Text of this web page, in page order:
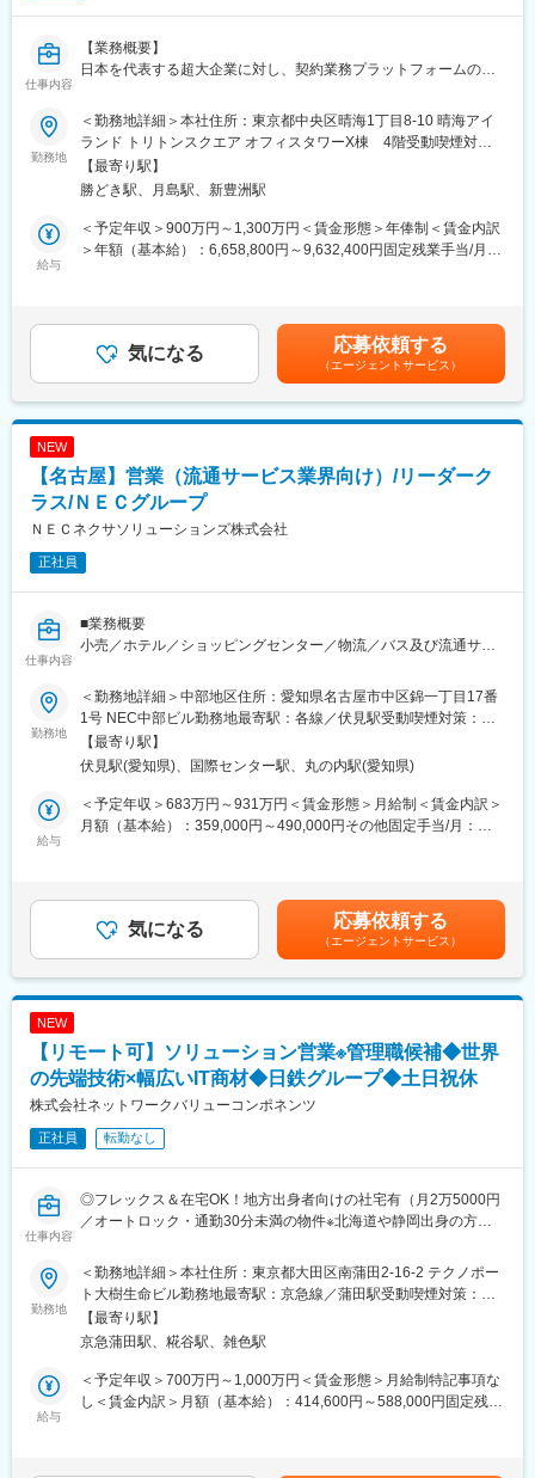
◇商談期間
・平均一年程度、最短約２ヶ月、最長で二年程度に及ぶケースも
・マーケティングとインサイドセールスを通じた商談創出がメイ
ン
◇担当社数
・一人当たり、20～30社 ※企業規模によって変動
◇顧客規模
・売上高1,000億円以上の企業さまが中心
◇ステークホルダー
・法務部門・経営層・事業部門・DX部門・IT部門
営業組織は、全体で10名強の体制です。 ※26年4月時点
顧客の エリア（首都圏 or 首都圏以外）、規模を踏まえた３チーム
制です。
チームメンバーが自律的に力を発揮できる環境をつくるスタイル
です。
変更の範囲：会社の定める職種
仕事内容
【業務概要】
日本を代表する超大企業に対し、契約業務プラットフォームの提
きます。
【業務詳細】
・超エンタープライズアカウントに対する戦略立案・実行（ 初回
商談からクロージングまで ）
・CxOクラス～部長レイヤーとの直接交渉、案件創出
・顧客の経営課題を解決するコンサルティング型セールスの実践
・既存顧客の法務部門→事業部門への全社展開 （DX部長・IT部長
・マーケティング・インサイドセールスとの連携による商談パイ
プラインの構築
・正しい顧客に正しく売る（サクセス可能なプロジェクトをイメ
・平均一年程度、最短約２ヶ月、最長で二年程度に及ぶケースも
◇商談の取り方
・マーケティングとインサイドセールスを通じた商談創出がメイ
ン
・売上高1,000億円以上の企業さまが中心
◇ステークホルダー
【組織体制】
営業組織は、全体で10名強の体制です。※26年4月時点
顧客のエリア（首都圏 or 首都圏以外）、規模を踏まえた３チーム
制です。
営業部長は、冷静・合理的・構造的なコミュニケーションを大切
にするリーダーです。
当社はバリューとして「 自由と責任の文化 」を掲げています。
期間中はメンターが付きます。水先案内人として、当社での活躍
を側面支援します。
＜業務オンボーディング（営業部独自）＞
プロダクト・顧客課題・エンタープライズセールスの型への理解
を深めていただきます。
変更の範囲：会社の定める職種
勤務地
＜勤務地詳細＞本社住所：東京都中央区晴海1丁目8-10 晴海アイ
ランド トリトンスクエア オフィスタワーX棟 4階受動喫煙対
策：屋内全面禁煙変更の範囲：会社の定める事業所（リモートワ
ーク含む）
【最寄り駅】
勝どき駅、月島駅、新豊洲駅
給与
＜予定年収＞900万円～1,300万円＜賃金形態＞年俸制＜賃金内訳
＞年額（基本給）：6,658,800円～9,632,400円固定残業手当/月：
給与補足＞※評価年2回※上記給与とは別に「ストックオプション
制度」を導入しています。賃金はあくまでも目安の金額であり、
選考を通じて上下する可能性があります。月給(月額)は固定手当を
含めた表記です。
気になる 応募依頼する
（エージェントサービス）
NEW
【名古屋】営業（流通サービス業界向け）/リーダーク
ラス/ＮＥＣグループ
ＮＥＣネクサソリューションズ株式会社
正社員
仕事内容
■業務概要
小売／ホテル／ショッピングセンター／物流／バス及び流通サー
■業務詳細
今回の募集ポジションは、中部エリアの小売業界のお客様に向け
てソリューション提案を行うアカウント営業です。小売、物流、
ホテル、バス、ショッピングセンター、生活協同組合、卸売業等
（年商規模100～1000億円のお客様が対象）などの幅広いお客様
へのソリューション提供活動です。
よって、キャリアパスに応じて、将来的には別領域へアサインさ
■事業領域
流通・サービス業（今回は主に小売、ショッピングセンター）の
お客様に対し流通・サービス業種系ソリューション（業種基幹シ
トが取れた先への営業が基本となります。
※既存営業に関しては、導入システムの追加開発や更新商談を対
応。また、他社導入システムのリプレース商談の対応等です。
※一人が担当するお客様数は概ね既存：5～20社程度／新規：20～
30社程度となります。
様々なお客様のニーズに応える為、数十万～数億+α程の幅広い商
談があります。プロジェクトチーム、組織メンバーと協力し案件
■ソリューション・商材事例
＜流通全体例＞
https://www.nec-nexs.com/sl/?page=distribution
＜商材例＞
■小売
「小売業向けリューション(https://www.nec-nexs.com/sl/retail/)」
勤務地
＜勤務地詳細＞中部地区住所：愛知県名古屋市中区錦一丁目17番
1号 NEC中部ビル勤務地最寄駅：各線／伏見駅受動喫煙対策：敷
地内全面禁煙変更の範囲：会社の定める事業所（リモートワーク
含む）
【最寄り駅】
伏見駅(愛知県)、国際センター駅、丸の内駅(愛知県)
給与
＜予定年収＞683万円～931万円＜賃金形態＞月給制＜賃金内訳＞
月額（基本給）：359,000円～490,000円その他固定手当/月：
931万円程度マネージャー 935.2万円 ～担当(リーダー候補)・主
任(リーダー) 昇給：年1回 賞与：年2回マネージャー 昇給：
年1回 賞与：年1回賃金はあくまでも目安の金額であり、選考を
通じて上下する可能性があります。月給(月額)は固定手当を含めた
表記です。
気になる 応募依頼する
（エージェントサービス）
NEW
【リモート可】ソリューション営業※管理職候補◆世界
の先端技術×幅広いIT商材◆日鉄グループ◆土日祝休
株式会社ネットワークバリューコンポネンツ
正社員 転勤なし
仕事内容
◎フレックス＆在宅OK！地方出身者向けの社宅有（月2万5000円
／オートロック・通勤30分未満の物件※北海道や静岡出身の方が
◎無借金経営・毎年10％の増収を実現／土日祝休／年休125日
◎20代～50代前半の方活躍中
独自のマーケティングチームが、シリコンバレーなど世界の技術
トレンドをリサーチし、有望な海外ベンチャー企業と日本市場で
いち早く契約。
日本未上陸の最先端ネットワーク・セキュリティ製品を取り扱え
る、技術志向の営業に最適な環境です。
勤務地
＜勤務地詳細＞本社住所：東京都大田区南蒲田2-16-2 テクノポー
ト大樹生命ビル勤務地最寄駅：京急線／蒲田駅受動喫煙対策：屋
内全面禁煙変更の範囲：会社の定める事業所（リモートワーク含
む）
【最寄り駅】
京急蒲田駅、糀谷駅、雑色駅
給与
＜予定年収＞700万円～1,000万円＜賃金形態＞月給制特記事項な
し＜賃金内訳＞月額（基本給）：414,600円～588,000円固定残業